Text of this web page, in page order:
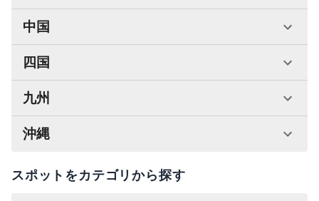
中国
四国
九州
沖縄
スポットをカテゴリから探す